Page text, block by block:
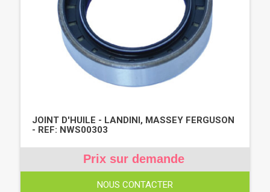
JOINT D'HUILE - LANDINI, MASSEY FERGUSON
- REF: NWS00303
Prix sur demande
NOUS CONTACTER